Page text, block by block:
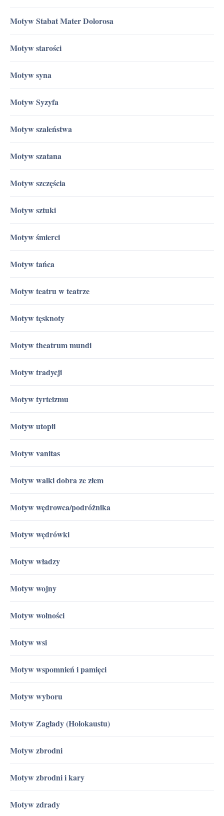
Motyw Stabat Mater Dolorosa
Motyw starości
Motyw syna
Motyw Syzyfa
Motyw szaleństwa
Motyw szatana
Motyw szczęścia
Motyw sztuki
Motyw śmierci
Motyw tańca
Motyw teatru w teatrze
Motyw tęsknoty
Motyw theatrum mundi
Motyw tradycji
Motyw tyrteizmu
Motyw utopii
Motyw vanitas
Motyw walki dobra ze złem
Motyw wędrowca/podróżnika
Motyw wędrówki
Motyw władzy
Motyw wojny
Motyw wolności
Motyw wsi
Motyw wspomnień i pamięci
Motyw wyboru
Motyw Zagłady (Holokaustu)
Motyw zbrodni
Motyw zbrodni i kary
Motyw zdrady